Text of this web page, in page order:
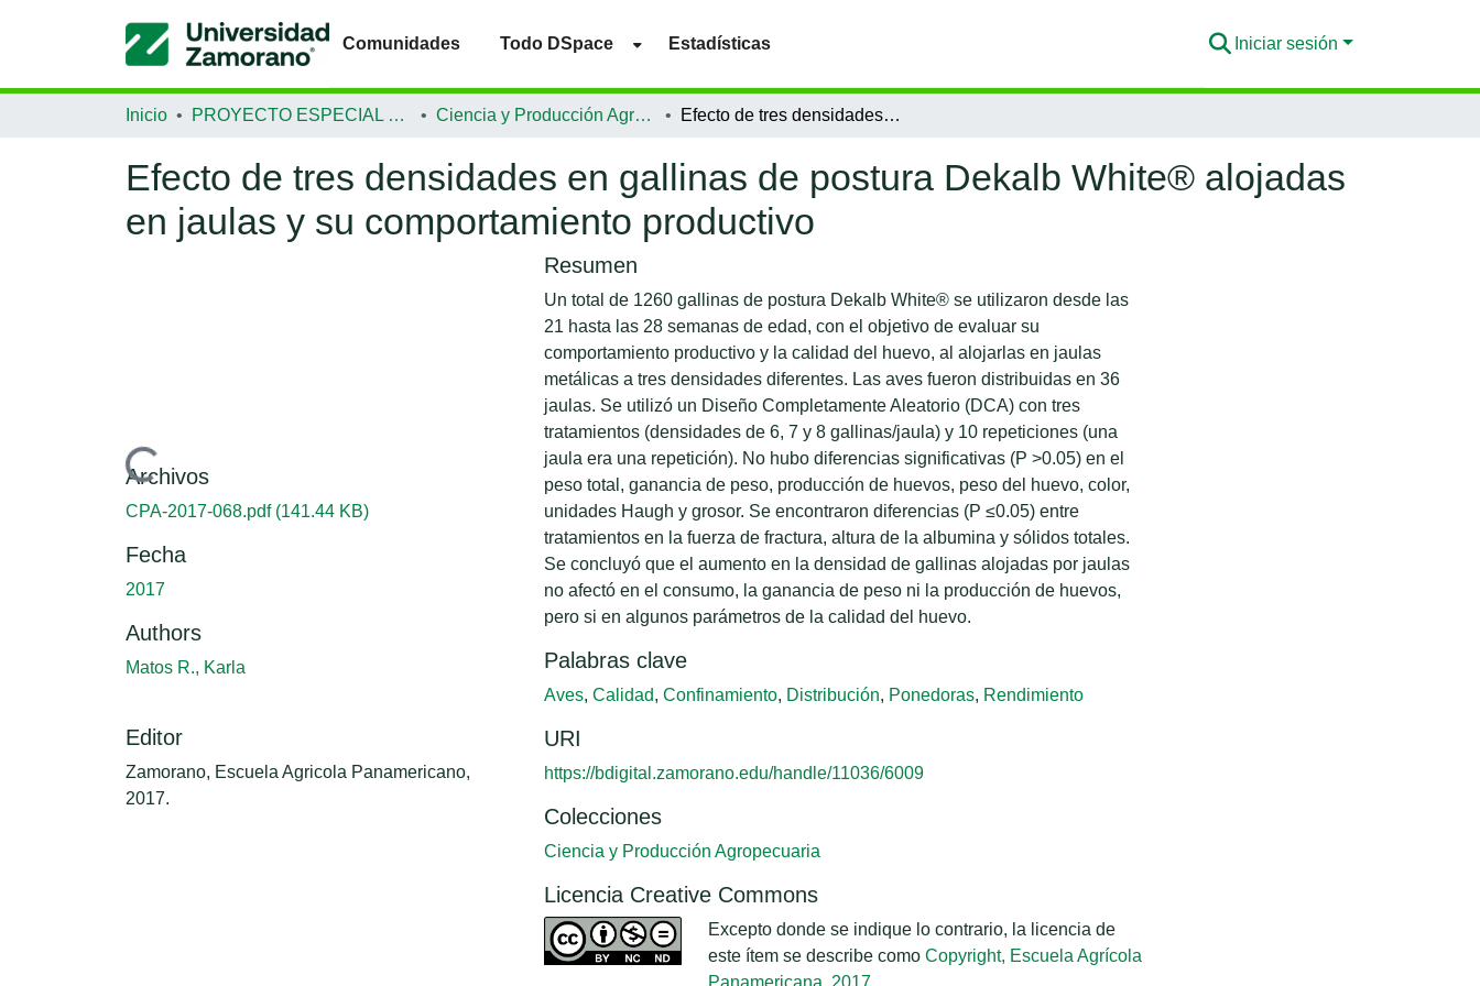
Comunidades Todo DSpace Estadísticas Iniciar sesión
Inicio PROYECTO ESPECIAL DE GRADUACIÓN Ciencia y Producción Agropecuaria Efecto de tres densidades en gallinas de postura Dekalb White® alojadas en jaulas y su comportamiento productivo
Efecto de tres densidades en gallinas de postura Dekalb White® alojadas
en jaulas y su comportamiento productivo
Cargando...
Archivos
CPA-2017-068.pdf (141.44 KB)
Fecha
2017
Authors
Matos R., Karla
Editor
Zamorano, Escuela Agricola Panamericano,
2017.
Resumen
Un total de 1260 gallinas de postura Dekalb White® se utilizaron desde las
21 hasta las 28 semanas de edad, con el objetivo de evaluar su
comportamiento productivo y la calidad del huevo, al alojarlas en jaulas
metálicas a tres densidades diferentes. Las aves fueron distribuidas en 36
jaulas. Se utilizó un Diseño Completamente Aleatorio (DCA) con tres
tratamientos (densidades de 6, 7 y 8 gallinas/jaula) y 10 repeticiones (una
jaula era una repetición). No hubo diferencias significativas (P >0.05) en el
peso total, ganancia de peso, producción de huevos, peso del huevo, color,
unidades Haugh y grosor. Se encontraron diferencias (P ≤0.05) entre
tratamientos en la fuerza de fractura, altura de la albumina y sólidos totales.
Se concluyó que el aumento en la densidad de gallinas alojadas por jaulas
no afectó en el consumo, la ganancia de peso ni la producción de huevos,
pero si en algunos parámetros de la calidad del huevo.
Palabras clave
Aves, Calidad, Confinamiento, Distribución, Ponedoras, Rendimiento
URI
https://bdigital.zamorano.edu/handle/11036/6009
Colecciones
Ciencia y Producción Agropecuaria
Licencia Creative Commons
Excepto donde se indique lo contrario, la licencia de
este ítem se describe como Copyright, Escuela Agrícola
Panamericana, 2017.